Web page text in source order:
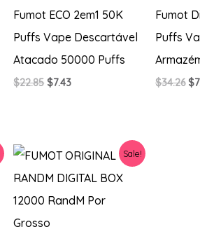
Fumot ECO 2em1 50K
Puffs Vape Descartável
Atacado 50000 Puffs
$22.85 O
$7.43O
Fumot
Puffs
$34.26 O
$
Sale!